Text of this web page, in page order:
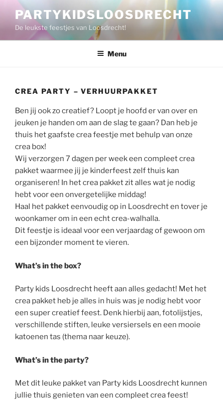
inhoud
PARTYKIDSLOOSDRECHT
De leukste feestjes van Loosdrecht!
Menu
CREA PARTY – VERHUURPAKKET
Ben jij ook zo creatief? Loopt je hoofd er van over en
jeuken je handen om aan de slag te gaan? Dan heb je
thuis het gaafste crea feestje met behulp van onze
crea box!
Wij verzorgen 7 dagen per week een compleet crea
pakket waarmee jij je kinderfeest zelf thuis kan
organiseren! In het crea pakket zit alles wat je nodig
hebt voor een onvergetelijke middag!
Haal het pakket eenvoudig op in Loosdrecht en tover je
woonkamer om in een echt crea-walhalla.
Dit feestje is ideaal voor een verjaardag of gewoon om
een bijzonder moment te vieren.
What’s in the box?
Party kids Loosdrecht heeft aan alles gedacht! Met het
crea pakket heb je alles in huis was je nodig hebt voor
een super creatief feest. Denk hierbij aan, fotolijstjes,
verschillende stiften, leuke versiersels en een mooie
katoenen tas (thema naar keuze).
What’s in the party?
Met dit leuke pakket van Party kids Loosdrecht kunnen
jullie thuis genieten van een compleet crea feest!